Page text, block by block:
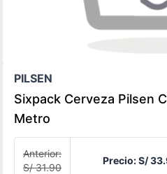
PILSEN
Sixpack Cerveza Pilsen
Metro
Anterior:
S/ 31.90
Precio:S/